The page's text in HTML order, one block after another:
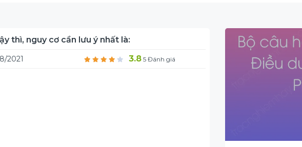
thì, nguy cơ cần lưu ý nhất là:
2021 3.8 5 Đánh giá